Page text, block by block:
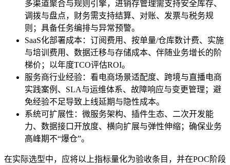
多渠道聚合与规则引擎，进销存管理需支持安全库存、
调拨与盘点，财务需支持结算、对账、发票与税务规
则；具备任务编排与异常预警。
SaaS化部署成本：订阅费用、按单量/仓库数计费、实施
与培训费用、数据迁移与存储成本、伴随业务增长的阶
梯价；以年度TCO评估ROI。
服务商行业经验：看电商场景适配度、跨境与直播电商
实践案例、SLA与运维体系、故障响应与变更管理；避
免经验不足导致上线延期与隐性成本。
系统可扩展性：微服务架构、插件生态、二次开发能
力、数据接口开放度、横向扩展与弹性伸缩；确保业务
高峰期不“爆仓”。
在实际选型中，应将以上指标量化为验收条目，并在POC阶段